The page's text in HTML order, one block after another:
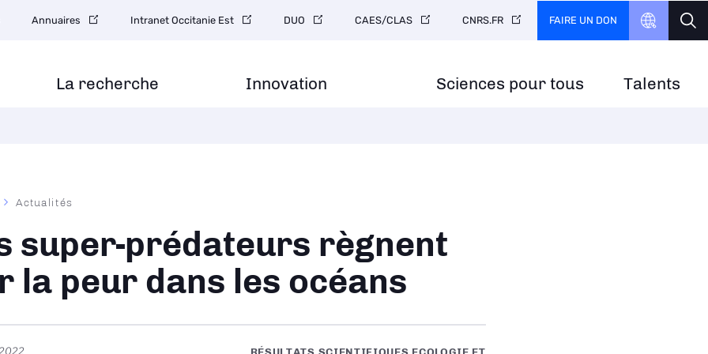
La recherche Innovation Sciences pour tous Talents
Annuaires Intranet Occitanie Est DUO CAES/CLAS CNRS.FR FAIRE UN DON
Actualités
super-prédateurs règnent
la peur dans les océans